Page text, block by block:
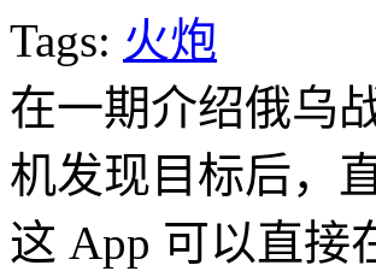
Tags: 火炮
在一期介绍俄乌
机发现目标后，
这 App 可以直接